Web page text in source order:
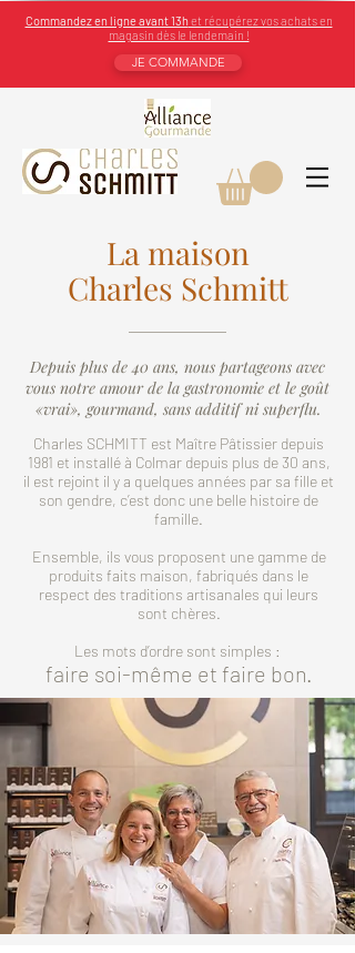
Commandez en ligne avant 13h et récupérez vos achats en
magasin dès le lendemain !
JE COMMANDE
La maison
Charles Schmitt
Depuis plus de 40 ans, nous partageons avec
vous notre amour de la gastronomie et le goût
«vrai», gourmand, sans additif ni superflu.
Charles SCHMITT est Maître Pâtissier depuis
1981 et installé à Colmar depuis plus de 30 ans,
il est rejoint il y a quelques années par sa fille et
son gendre, c’est donc une belle histoire de
famille.
Ensemble, ils vous proposent une gamme de
produits faits maison, fabriqués dans le
respect des traditions artisanales qui leurs
sont chères.
Les mots d’ordre sont simples :
faire soi-même et faire bon.